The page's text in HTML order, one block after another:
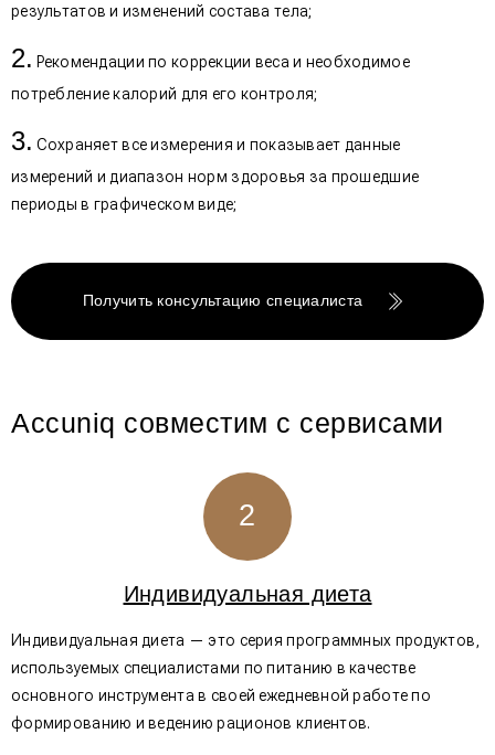
результатов и изменений состава тела;
Рекомендации по коррекции веса и необходимое
потребление калорий для его контроля;
Сохраняет все измерения и показывает данные
измерений и диапазон норм здоровья за прошедшие
периоды в графическом виде;
Получить консультацию специалиста
Accuniq совместим с сервисами
2
Индивидуальная диета
Индивидуальная диета — это серия программных продуктов,
используемых специалистами по питанию в качестве
основного инструмента в своей ежедневной работе по
формированию и ведению рационов клиентов.